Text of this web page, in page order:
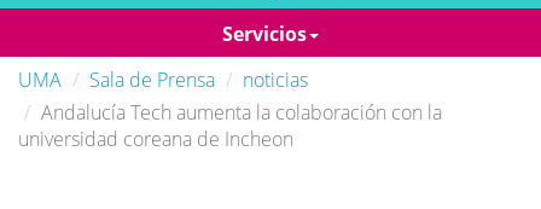
Servicios
UMA
Sala de Prensa
noticias
Andalucía Tech aumenta la colaboración con la
universidad coreana de Incheon